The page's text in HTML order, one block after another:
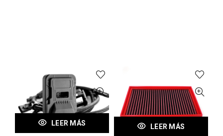
LEER MÁS LEER MÁS